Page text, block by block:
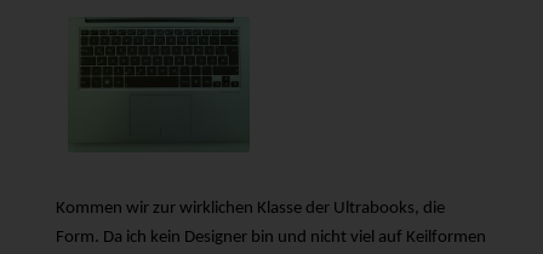
Kommen wir zur wirklichen Klasse der Ultrabooks, die
Form. Da ich kein Designer bin und nicht viel auf Keilformen